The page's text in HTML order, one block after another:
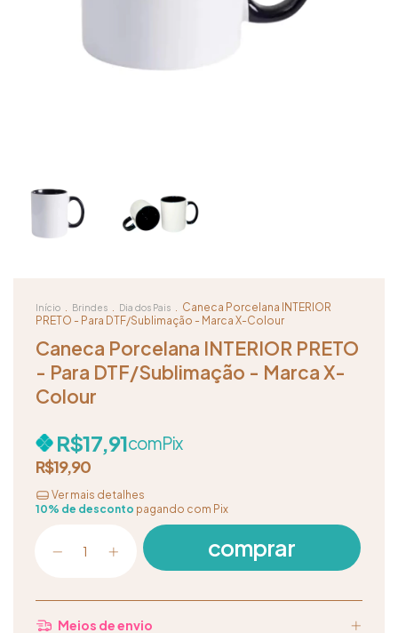
Início . Brindes . Dia dos Pais . Caneca Porcelana INTERIOR
PRETO - Para DTF/Sublimação - Marca X-Colour
Caneca Porcelana INTERIOR PRETO
- Para DTF/Sublimação - Marca X-
Colour
R$19,90
R$17,91comPix
10% de desconto pagando com Pix
Ver mais detalhes
Meios de envio